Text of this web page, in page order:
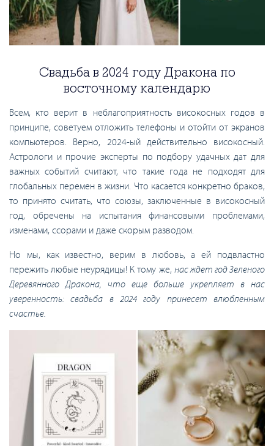
Свадьба в 2024 году Дракона по
восточному календарю
Всем, кто верит в неблагоприятность високосных годов в
принципе, советуем отложить телефоны и отойти от экранов
компьютеров. Верно, 2024-ый действительно високосный.
Астрологи и прочие эксперты по подбору удачных дат для
важных событий считают, что такие года не подходят для
глобальных перемен в жизни. Что касается конкретно браков,
то принято считать, что союзы, заключенные в високосный
год, обречены на испытания финансовыми проблемами,
изменами, ссорами и даже скорым разводом.
Но мы, как известно, верим в любовь, а ей подвластно
пережить любые неурядицы! К тому же, нас ждет год Зеленого
Деревянного Дракона, что еще больше укрепляет в нас
уверенность: свадьба в 2024 году принесет влюбленным
счастье.